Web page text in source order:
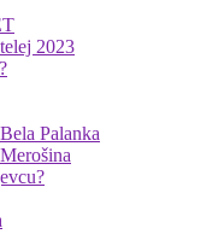
2023
Palanka